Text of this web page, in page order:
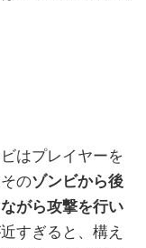
はプレイヤーを
のゾンビから後
がら攻撃を行い
すぎると、構え